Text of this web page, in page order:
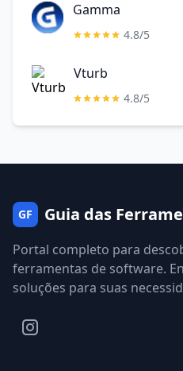
Gamma
4.8/5
Vturb
4.8/5
GF Guia das
Portal completo para
ferramentas de software.
soluções para suas